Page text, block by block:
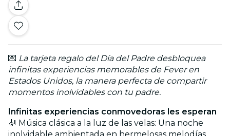
💌 La tarjeta regalo del Día del Padre desbloquea
infinitas experiencias memorables de Fever en
Estados Unidos, la manera perfecta de compartir
momentos inolvidables con tu padre.
Infinitas experiencias conmovedoras les esperan
🎻 Música clásica a la luz de las velas: Una noche
inolvidable ambientada en hermelosas melodías.